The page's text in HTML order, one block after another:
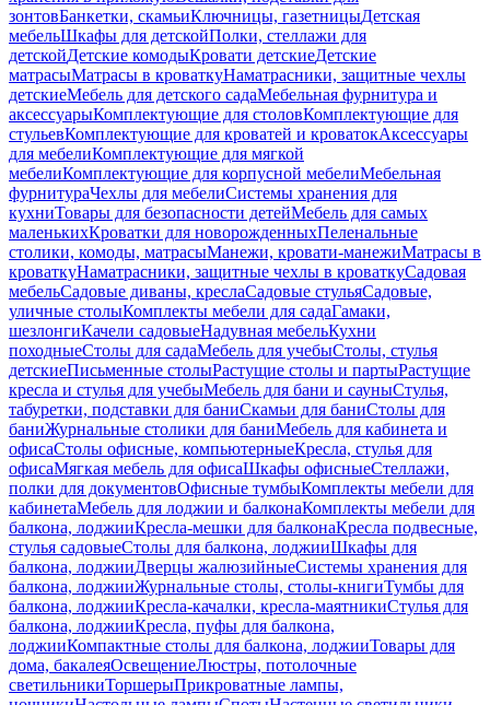
зонтовБанкетки, скамьиКлючницы, газетницыДетская
мебельШкафы для детскойПолки, стеллажи для
детскойДетские комодыКровати детскиеДетские
матрасыМатрасы в кроваткуНаматрасники, защитные чехлы
детскиеМебель для детского садаМебельная фурнитура и
аксессуарыКомплектующие для столовКомплектующие для
стульевКомплектующие для кроватей и кроватокАксессуары
для мебелиКомплектующие для мягкой
мебелиКомплектующие для корпусной мебелиМебельная
фурнитураЧехлы для мебелиСистемы хранения для
кухниТовары для безопасности детейМебель для самых
маленькихКроватки для новорожденныхПеленальные
столики, комоды, матрасыМанежи, кровати-манежиМатрасы в
кроваткуНаматрасники, защитные чехлы в кроваткуСадовая
мебельСадовые диваны, креслаСадовые стульяСадовые,
уличные столыКомплекты мебели для садаГамаки,
шезлонгиКачели садовыеНадувная мебельКухни
походныеСтолы для садаМебель для учебыСтолы, стулья
детскиеПисьменные столыРастущие столы и партыРастущие
кресла и стулья для учебыМебель для бани и сауныСтулья,
табуретки, подставки для баниСкамьи для баниСтолы для
баниЖурнальные столики для баниМебель для кабинета и
офисаСтолы офисные, компьютерныеКресла, стулья для
офисаМягкая мебель для офисаШкафы офисныеСтеллажи,
полки для документовОфисные тумбыКомплекты мебели для
кабинетаМебель для лоджии и балконаКомплекты мебели для
балкона, лоджииКресла-мешки для балконаКресла подвесные,
стулья садовыеСтолы для балкона, лоджииШкафы для
балкона, лоджииДверцы жалюзийныеСистемы хранения для
балкона, лоджииЖурнальные столы, столы-книгиТумбы для
балкона, лоджииКресла-качалки, кресла-маятникиСтулья для
балкона, лоджииКресла, пуфы для балкона,
лоджииКомпактные столы для балкона, лоджииТовары для
дома, бакалеяОсвещениеЛюстры, потолочные
светильникиТоршерыПрикроватные лампы,